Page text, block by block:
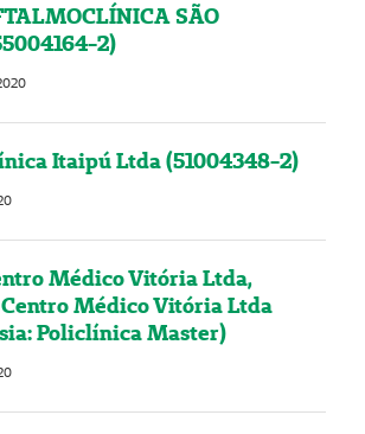
SÃO
2)
Itaipú Ltda (51004348-2)
Médico Vitória Ltda,
Médico Vitória Ltda
Policlínica Master)